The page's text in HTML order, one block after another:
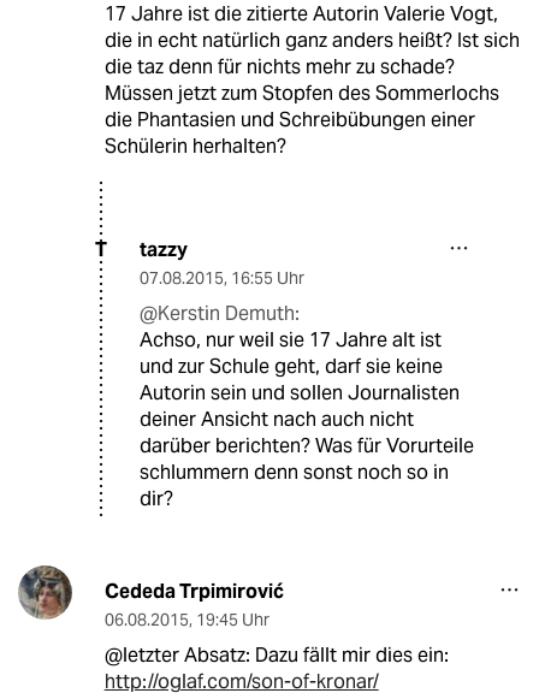
17 Jahre ist die zitierte Autorin Valerie Vogt,
die in echt natürlich ganz anders heißt? Ist sich
die taz denn für nichts mehr zu schade?
Müssen jetzt zum Stopfen des Sommerlochs
die Phantasien und Schreibübungen einer
Schülerin herhalten?
T tazzy
07.08.2015, 16:55 Uhr
@Kerstin Demuth:
Achso, nur weil sie 17 Jahre alt ist
und zur Schule geht, darf sie keine
Autorin sein und sollen Journalisten
deiner Ansicht nach auch nicht
darüber berichten? Was für Vorurteile
schlummern denn sonst noch so in
dir?
Cededa Trpimirović
06.08.2015, 19:45 Uhr
@letzter Absatz: Dazu fällt mir dies ein:
http://oglaf.com/son-of-kronar/